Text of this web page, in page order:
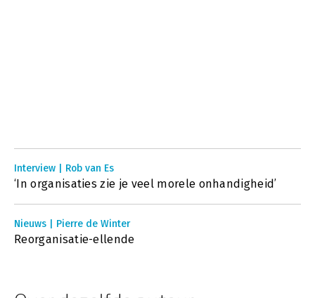
Interview | Rob van Es
‘In organisaties zie je veel morele onhandigheid’
Nieuws | Pierre de Winter
Reorganisatie-ellende